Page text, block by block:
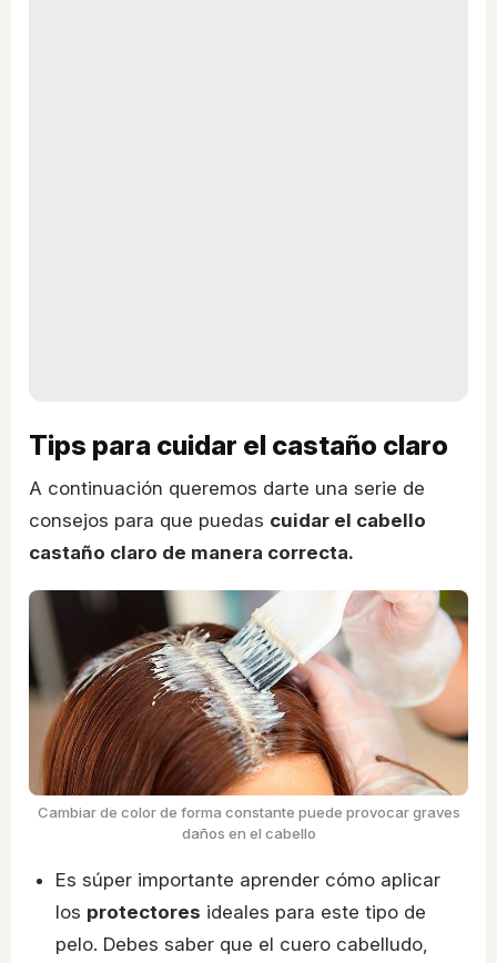
Tips para cuidar el castaño claro
A continuación queremos darte una serie de
consejos para que puedas cuidar el cabello
castaño claro de manera correcta.
Cambiar de color de forma constante puede provocar graves
daños en el cabello
Es súper importante aprender cómo aplicar
los protectores ideales para este tipo de
pelo. Debes saber que el cuero cabelludo,